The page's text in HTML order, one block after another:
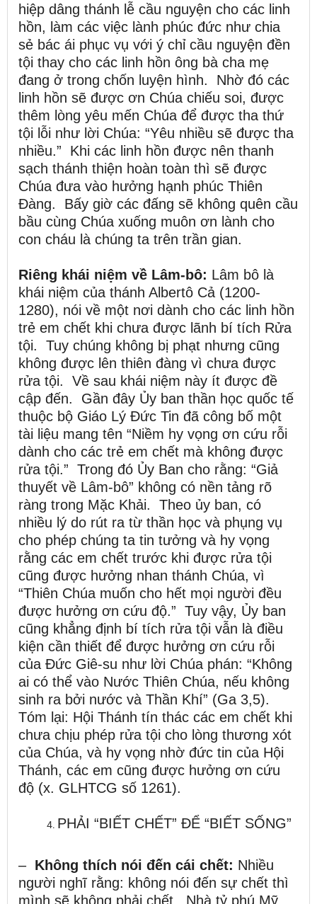
hiệp dâng thánh lễ cầu nguyện cho các linh
hồn, làm các việc lành phúc đức như chia
sẻ bác ái phục vụ với ý chỉ cầu nguyện đền
tội thay cho các linh hồn ông bà cha mẹ
đang ở trong chốn luyện hình. Nhờ đó các
linh hồn sẽ được ơn Chúa chiếu soi, được
thêm lòng yêu mến Chúa để được tha thứ
tội lỗi như lời Chúa: “Yêu nhiều sẽ được tha
nhiều.” Khi các linh hồn được nên thanh
sạch thánh thiện hoàn toàn thì sẽ được
Chúa đưa vào hưởng hạnh phúc Thiên
Đàng. Bấy giờ các đấng sẽ không quên cầu
bầu cùng Chúa xuống muôn ơn lành cho
con cháu là chúng ta trên trần gian.
Riêng khái niệm về Lâm-bô: Lâm bô là
khái niệm của thánh Albertô Cả (1200-
1280), nói về một nơi dành cho các linh hồn
trẻ em chết khi chưa được lãnh bí tích Rửa
tội. Tuy chúng không bị phạt nhưng cũng
không được lên thiên đàng vì chưa được
rửa tội. Về sau khái niệm này ít được đề
cập đến. Gần đây Ủy ban thần học quốc tế
thuộc bộ Giáo Lý Đức Tin đã công bố một
tài liệu mang tên “Niềm hy vọng ơn cứu rỗi
dành cho các trẻ em chết mà không được
rửa tội.” Trong đó Ủy Ban cho rằng: “Giả
thuyết về Lâm-bô” không có nền tảng rõ
ràng trong Mặc Khải. Theo ủy ban, có
nhiều lý do rút ra từ thần học và phụng vụ
cho phép chúng ta tin tưởng và hy vọng
rằng các em chết trước khi được rửa tội
cũng được hưởng nhan thánh Chúa, vì
“Thiên Chúa muốn cho hết mọi người đều
được hưởng ơn cứu độ.” Tuy vậy, Ủy ban
cũng khẳng định bí tích rửa tội vẫn là điều
kiện cần thiết để được hưởng ơn cứu rỗi
của Đức Giê-su như lời Chúa phán: “Không
ai có thể vào Nước Thiên Chúa, nếu không
sinh ra bởi nước và Thần Khí” (Ga 3,5).
Tóm lại: Hội Thánh tín thác các em chết khi
chưa chịu phép rửa tội cho lòng thương xót
của Chúa, và hy vọng nhờ đức tin của Hội
Thánh, các em cũng được hưởng ơn cứu
độ (x. GLHTCG số 1261).
PHẢI “BIẾT CHẾT” ĐỂ “BIẾT SỐNG”
– Không thích nói đến cái chết: Nhiều
người nghĩ rằng: không nói đến sự chết thì
mình sẽ không phải chết. Nhà tỷ phú Mỹ